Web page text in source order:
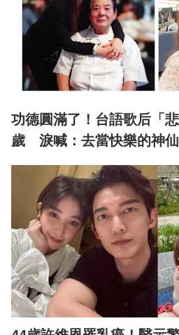
功德圓滿了！台語歌后「
歲 淚喊：去當快樂的神